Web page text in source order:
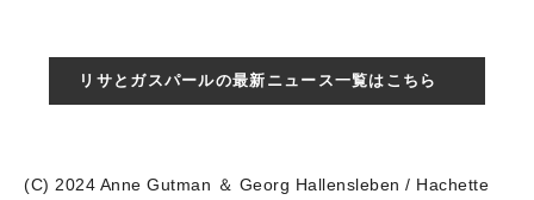
リサとガスパールの最新ニュース一覧はこちら
(C) 2024 Anne Gutman ＆ Georg Hallensleben / Hachette